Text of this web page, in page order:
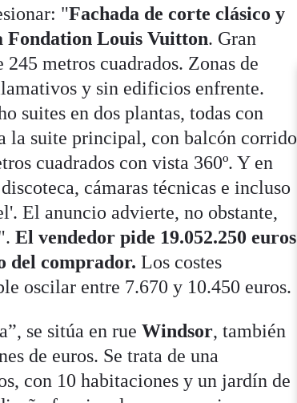
"Fachada de corte clásico y
Fondation Louis Vuitton. Gran
metros cuadrados. Zonas de
y sin edificios enfrente.
suites en dos plantas, todas con
la suite principal, con balcón corrido
cuadrados con vista 360º. Y en
cámaras técnicas e incluso
El anuncio advierte, no obstante,
El vendedor pide 19.052.250 euros
del comprador. Los costes
oscilar entre 7.670 y 10.450 euros.
se sitúa en rueWindsor, también
de euros. Se trata de una
con 10 habitaciones y un jardín de